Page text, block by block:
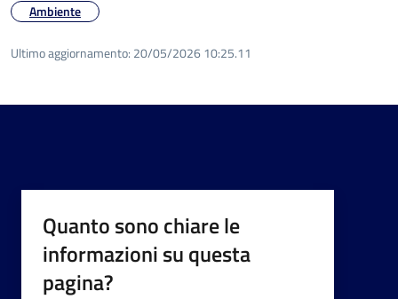
Ambiente
Ultimo aggiornamento: 20/05/2026 10:25.11
Quanto sono chiare le
informazioni su questa
pagina?